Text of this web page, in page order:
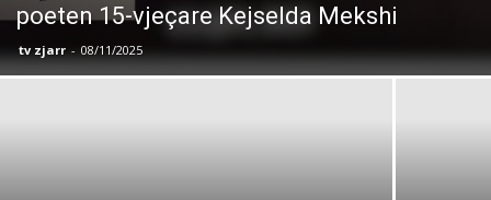
poeten 15-vjeçare Kejselda Mekshi
tv zjarr - 08/11/2025